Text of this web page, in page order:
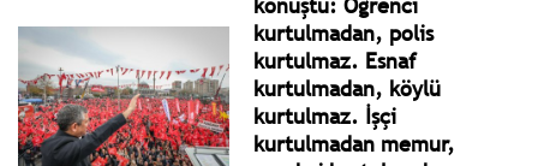
katıldı.
kurtulmadan, polis
kurtulmaz. Esnaf
kurtulmadan, köylü
kurtulmaz. İşçi
kurtulmadan memur,